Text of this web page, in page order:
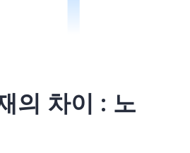
의 차이 : 노